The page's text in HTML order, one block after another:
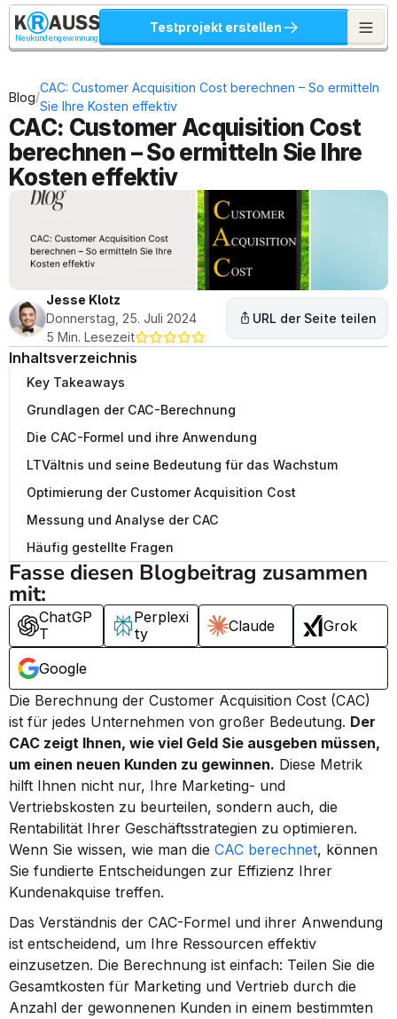
Neukundengewinnung
Testprojekt erstellen
Blog/
CAC: Customer Acquisition Cost berechnen – So ermitteln
Sie Ihre Kosten effektiv
CAC: Customer Acquisition Cost
berechnen – So ermitteln Sie Ihre
Kosten effektiv
Jesse Klotz
Donnerstag, 25. Juli 2024
5 Min. Lesezeit
URL der Seite teilen
Inhaltsverzeichnis
Key Takeaways
Grundlagen der CAC-Berechnung
Die CAC-Formel und ihre Anwendung
LTVältnis und seine Bedeutung für das Wachstum
Optimierung der Customer Acquisition Cost
Messung und Analyse der CAC
Häufig gestellte Fragen
Fasse diesen Blogbeitrag zusammen
mit:
ChatGP
T
Perplexi
ty
Claude Grok
Google
Die Berechnung der Customer Acquisition Cost (CAC)
ist für jedes Unternehmen von großer Bedeutung. Der
CAC zeigt Ihnen, wie viel Geld Sie ausgeben müssen,
um einen neuen Kunden zu gewinnen. Diese Metrik
hilft Ihnen nicht nur, Ihre Marketing- und
Vertriebskosten zu beurteilen, sondern auch, die
Rentabilität Ihrer Geschäftsstrategien zu optimieren.
Wenn Sie wissen, wie man die CAC berechnet, können
Sie fundierte Entscheidungen zur Effizienz Ihrer
Kundenakquise treffen.
Das Verständnis der CAC-Formel und ihrer Anwendung
ist entscheidend, um Ihre Ressourcen effektiv
einzusetzen. Die Berechnung ist einfach: Teilen Sie die
Gesamtkosten für Marketing und Vertrieb durch die
Anzahl der gewonnenen Kunden in einem bestimmten